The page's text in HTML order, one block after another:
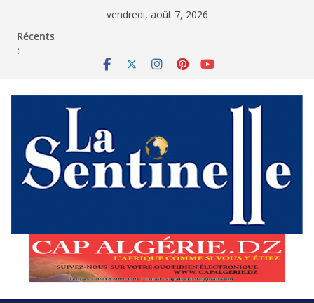
vendredi, août 7, 2026
Récents
: